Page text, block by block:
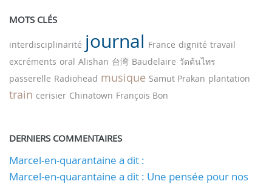
MOTS CLÉS
interdisciplinarité journal France dignité travail
excréments oral Alishan 台湾 Baudelaire วัดต้นไทร
passerelle Radiohead musique Samut Prakan plantation
train cerisier Chinatown François Bon
DERNIERS COMMENTAIRES
Marcel-en-quarantaine a dit :
Marcel-en-quarantaine a dit : Une pensée pour nos